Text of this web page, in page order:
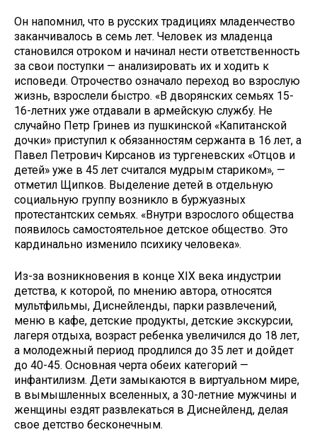
Он напомнил, что в русских традициях младенчество
заканчивалось в семь лет. Человек из младенца
становился отроком и начинал нести ответственность
за свои поступки — анализировать их и ходить к
исповеди. Отрочество означало переход во взрослую
жизнь, взрослели быстро. «В дворянских семьях 15-
16-летних уже отдавали в армейскую службу. Не
случайно Петр Гринев из пушкинской «Капитанской
дочки» приступил к обязанностям сержанта в 16 лет, а
Павел Петрович Кирсанов из тургеневских «Отцов и
детей» уже в 45 лет считался мудрым стариком», —
отметил Щипков. Выделение детей в отдельную
социальную группу возникло в буржуазных
протестантских семьях. «Внутри взрослого общества
появилось самостоятельное детское общество. Это
кардинально изменило психику человека».
Из-за возникновения в конце XIX века индустрии
детства, к которой, по мнению автора, относятся
мультфильмы, Диснейленды, парки развлечений,
меню в кафе, детские продукты, детские экскурсии,
лагеря отдыха, возраст ребенка увеличился до 18 лет,
а молодежный период продлился до 35 лет и дойдет
до 40-45. Основная черта обеих категорий —
инфантилизм. Дети замыкаются в виртуальном мире,
в вымышленных вселенных, а 30-летние мужчины и
женщины ездят развлекаться в Диснейленд, делая
свое детство бесконечным.